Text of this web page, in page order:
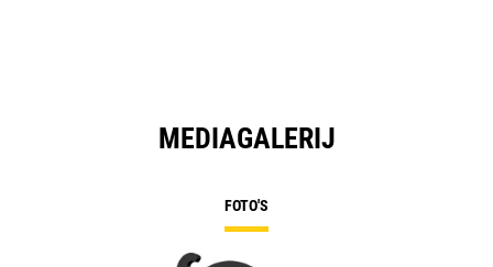
MEDIAGALERIJ
FOTO'S